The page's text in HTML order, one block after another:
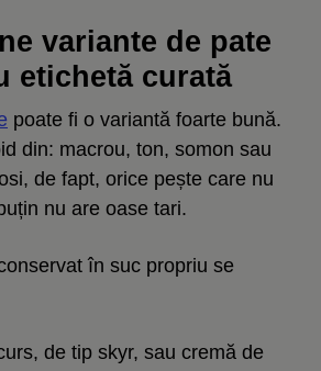
variante de pate
etichetă curată
poate fi o variantă foarte bună.
din: macrou, ton, somon sau
de fapt, orice pește care nu
nu are oase tari.
în suc propriu se
de tip skyr, sau cremă de